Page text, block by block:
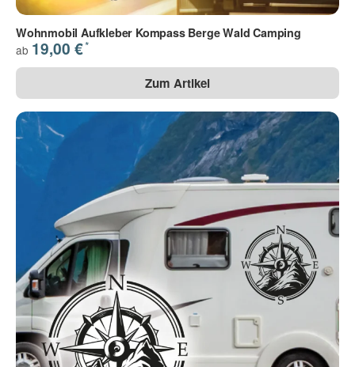
Wohnmobil Aufkleber Kompass Berge Wald Camping
ab 19,00 €*
Zum Artikel